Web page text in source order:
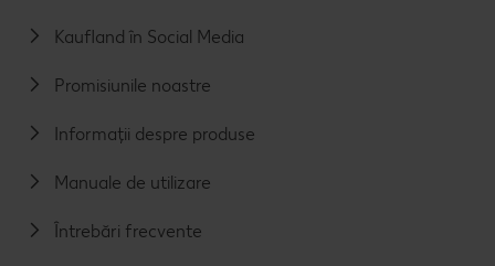
Kaufland în Social Media
Promisiunile noastre
Informații despre produse
Manuale de utilizare
Întrebări frecvente